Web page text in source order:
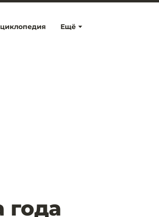
Ещё
года